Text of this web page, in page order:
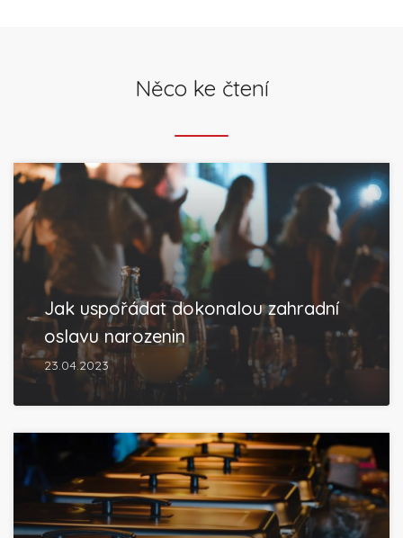
Něco ke čtení
Jak uspořádat dokonalou zahradní
oslavu narozenin
23.04.2023